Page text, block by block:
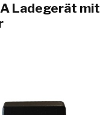
Ladegerät mit